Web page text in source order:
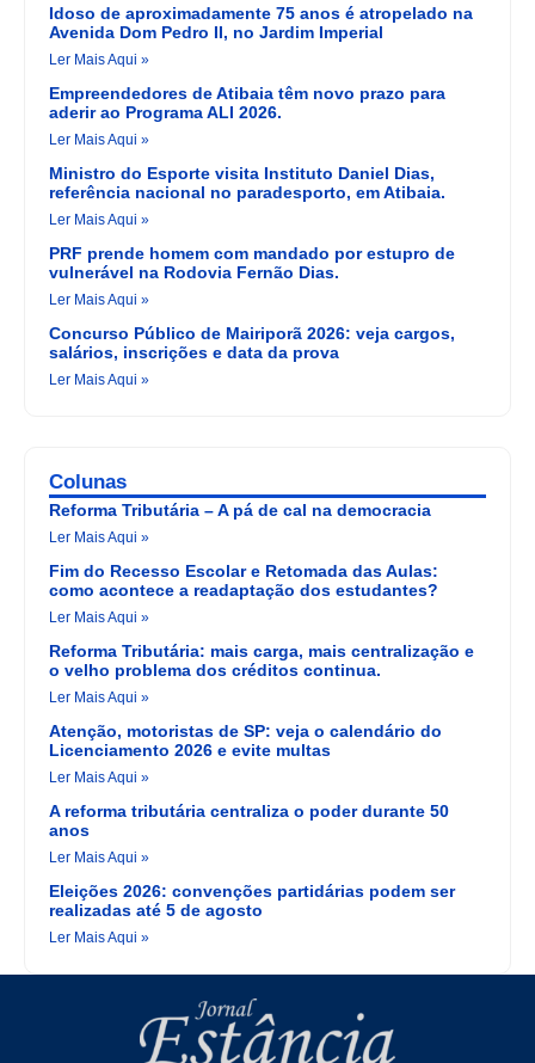
Idoso de aproximadamente 75 anos é atropelado na
Avenida Dom Pedro II, no Jardim Imperial
Ler Mais Aqui »
Empreendedores de Atibaia têm novo prazo para
aderir ao Programa ALI 2026.
Ler Mais Aqui »
Ministro do Esporte visita Instituto Daniel Dias,
referência nacional no paradesporto, em Atibaia.
Ler Mais Aqui »
PRF prende homem com mandado por estupro de
vulnerável na Rodovia Fernão Dias.
Ler Mais Aqui »
Concurso Público de Mairiporã 2026: veja cargos,
salários, inscrições e data da prova
Ler Mais Aqui »
Colunas
Reforma Tributária – A pá de cal na democracia
Ler Mais Aqui »
Fim do Recesso Escolar e Retomada das Aulas:
como acontece a readaptação dos estudantes?
Ler Mais Aqui »
Reforma Tributária: mais carga, mais centralização e
o velho problema dos créditos continua.
Ler Mais Aqui »
Atenção, motoristas de SP: veja o calendário do
Licenciamento 2026 e evite multas
Ler Mais Aqui »
A reforma tributária centraliza o poder durante 50
anos
Ler Mais Aqui »
Eleições 2026: convenções partidárias podem ser
realizadas até 5 de agosto
Ler Mais Aqui »